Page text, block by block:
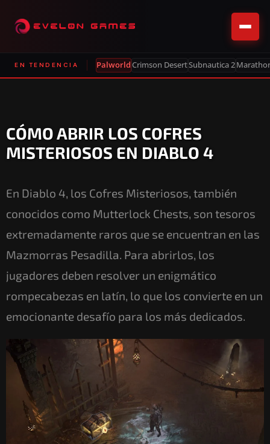
EN TENDENCIA PalworldCrimson DesertSubnautica 2
CÓMO ABRIR LOS COFRES
MISTERIOSOS EN DIABLO 4
En Diablo 4, los Cofres Misteriosos, también
conocidos como Mutterlock Chests, son tesoros
extremadamente raros que se encuentran en las
Mazmorras Pesadilla. Para abrirlos, los
jugadores deben resolver un enigmático
rompecabezas en latín, lo que los convierte en un
emocionante desafío para los más dedicados.